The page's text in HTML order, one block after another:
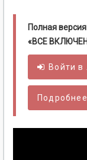
Полная
«ВСЕ
Войти в